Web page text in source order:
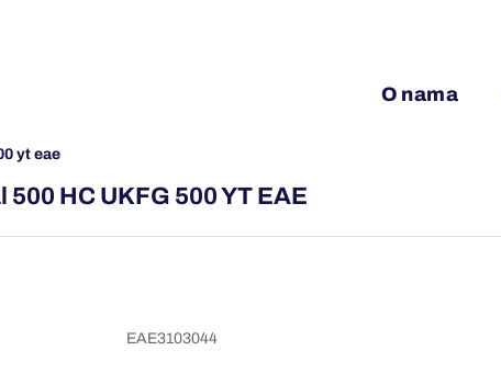
O nama
yt eae
HC UKFG 500 YT EAE
EAE3103044